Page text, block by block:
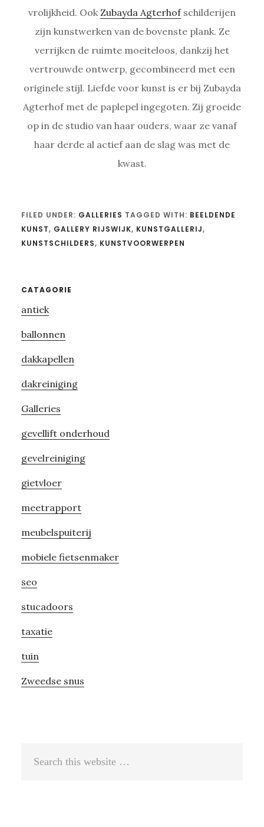
vrolijkheid. Ook Zubayda Agterhofschilderijen
zijn kunstwerken van de bovenste plank. Ze
verrijken de ruimte moeiteloos, dankzij het
vertrouwde ontwerp, gecombineerd met een
originele stijl. Liefde voor kunst is er bij Zubayda
Agterhof met de paplepel ingegoten. Zij groeide
op in de studio van haar ouders, waar ze vanaf
haar derde al actief aan de slag was met de
kwast.
FILED UNDER: GALLERIES TAGGED WITH: BEELDENDE
KUNST, GALLERY RIJSWIJK, KUNSTGALLERIJ,
KUNSTSCHILDERS, KUNSTVOORWERPEN
Primary
Sidebar
CATAGORIE
antiek
ballonnen
dakkapellen
dakreiniging
Galleries
gevellift onderhoud
gevelreiniging
gietvloer
meetrapport
meubelspuiterij
mobiele fietsenmaker
seo
stucadoors
taxatie
tuin
Zweedse snus